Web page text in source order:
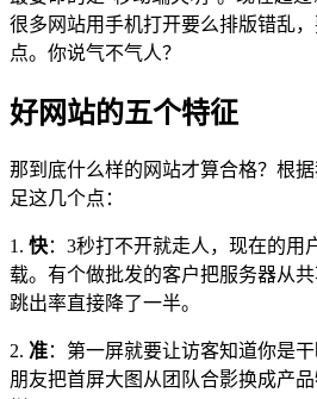
很多网站用手机打开要么排版错乱
点。你说气不气人？
好网站的五个特征
那到底什么样的网站才算合格？根
足这几个点：
1. 快：3秒打不开就走人，现在的用
载。有个做批发的客户把服务器从共
跳出率直接降了一半。
2. 准：第一屏就要让访客知道你是
朋友把首屏大图从团队合影换成产